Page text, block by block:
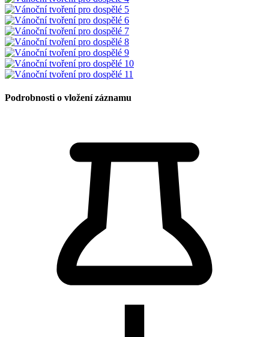
Podrobnosti o vložení záznamu